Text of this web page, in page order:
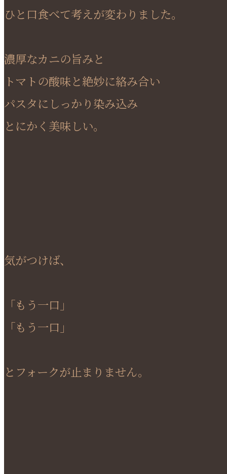
ひと口食べて考えが変わりました。
濃厚なカニの旨みと
トマトの酸味と絶妙に絡み合い
パスタにしっかり染み込み
とにかく美味しい。
気がつけば、
「もう一口」
「もう一口」
とフォークが止まりません。